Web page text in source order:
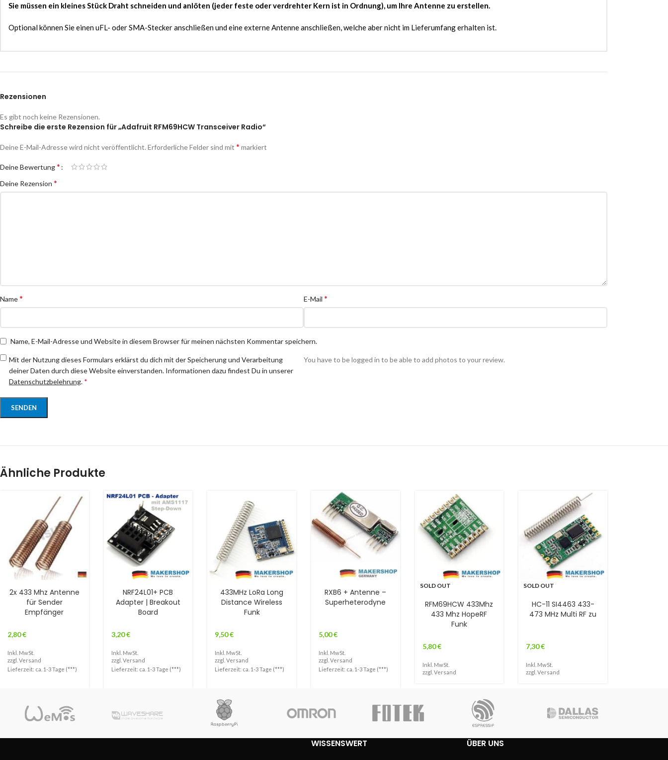
Sie müssen ein kleines Stück Draht schneiden und anlöten (jeder feste oder verdrehter Kern ist in Ordnung), um Ihre Antenne zu erstellen.
Optional können Sie einen uFL- oder SMA-Stecker anschließen und eine externe Antenne anschließen, welche aber nicht im Lieferumfang erhalten ist.
Rezensionen
Es gibt noch keine Rezensionen.
Schreibe die erste Rezension für „Adafruit RFM69HCW Transceiver Radio“
Deine E-Mail-Adresse wird nicht veröffentlicht. Erforderliche Felder sind mit * markiert
Deine Bewertung*
Deine Rezension *
Name* E-Mail *
Name, E-Mail-Adresse und Website in diesem Browser für meinen nächsten Kommentar speichern.
Mit der Nutzung dieses Formulars erklärst du dich mit der Speicherung und Verarbeitung
deiner Daten durch diese Website einverstanden. Informationen dazu findest Du in unserer
Datenschutzbelehrung. *
You have to be logged in to be able to add photos to your review.
Ähnliche Produkte
2x 433 Mhz Antenne
für Sender
Empfänger
2,80€
Inkl. MwSt.
zzgl. Versand
Lieferzeit: ca. 1-3 Tage (***)
NRF24L01+ PCB
Adapter | Breakout
Board
3,20€
Inkl. MwSt.
zzgl. Versand
Lieferzeit: ca. 1-3 Tage (***)
433MHz LoRa Long
Distance Wireless
Funk
9,50€
Inkl. MwSt.
zzgl.Versand
Lieferzeit: ca. 1-3 Tage (***)
RXB6 + Antenne –
Superheterodyne
5,00€
Inkl. MwSt.
zzgl. Versand
Lieferzeit: ca. 1-3 Tage (***)
SOLD OUT
RFM69HCW 433Mhz
433 Mhz HopeRF
Funk
5,80€
Inkl. MwSt.
zzgl. Versand
SOLD OUT
HC-11 SI4463 433-
473 MHz Multi RF zu
7,30€
Inkl. MwSt.
zzgl.Versand
WISSENSWERT ÜBER UNS